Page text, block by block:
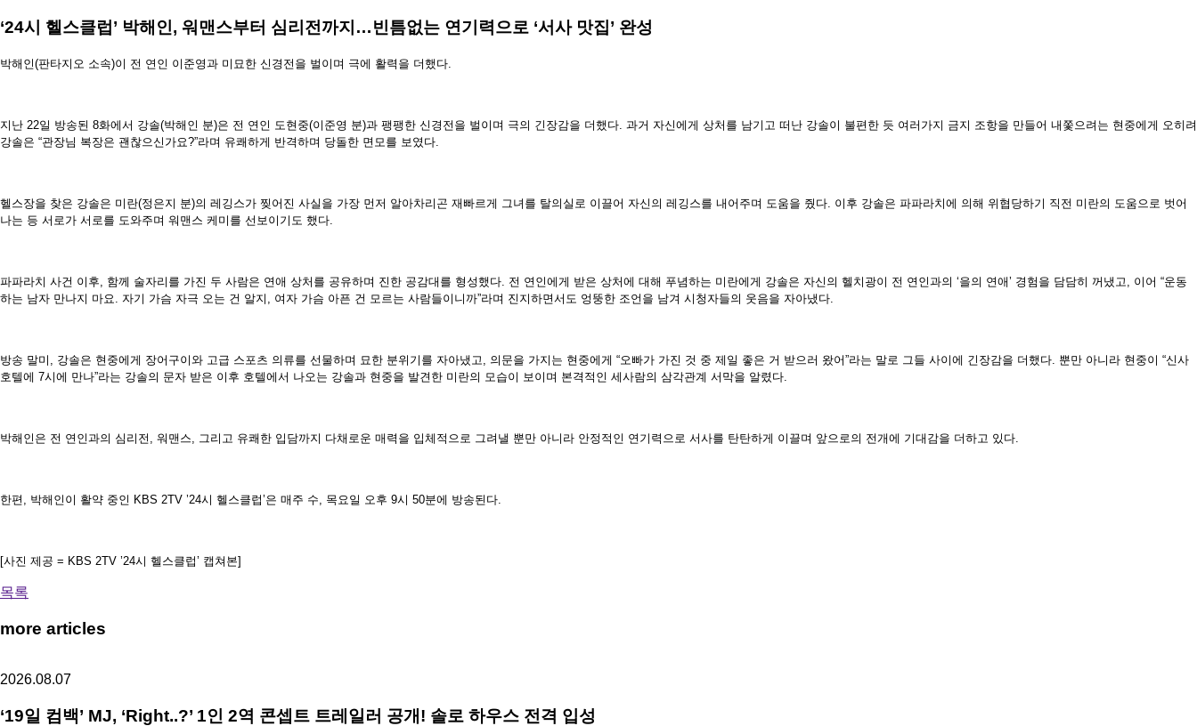
‘24시 헬스클럽’ 박해인, 워맨스부터 심리전까지…빈틈없는 연기력으로 ‘서사 맛집’ 완성
박해인(판타지오 소속)이 전 연인 이준영과 미묘한 신경전을 벌이며 극에 활력을 더했다.
지난 22일 방송된 8화에서 강솔(박해인 분)은 전 연인 도현중(이준영 분)과 팽팽한 신경전을 벌이며 극의 긴장감을 더했다. 과거 자신에게 상처를 남기고 떠난 강솔이 불편한 듯 여러가지 금지 조항을 만들어 내쫓으려는 현중에게 오히려
강솔은 “관장님 복장은 괜찮으신가요?”라며 유쾌하게 반격하며 당돌한 면모를 보였다.
헬스장을 찾은 강솔은 미란(정은지 분)의 레깅스가 찢어진 사실을 가장 먼저 알아차리곤 재빠르게 그녀를 탈의실로 이끌어 자신의 레깅스를 내어주며 도움을 줬다. 이후 강솔은 파파라치에 의해 위협당하기 직전 미란의 도움으로 벗어
나는 등 서로가 서로를 도와주며 워맨스 케미를 선보이기도 했다.
파파라치 사건 이후, 함께 술자리를 가진 두 사람은 연애 상처를 공유하며 진한 공감대를 형성했다. 전 연인에게 받은 상처에 대해 푸념하는 미란에게 강솔은 자신의 헬치광이 전 연인과의 ‘을의 연애’ 경험을 담담히 꺼냈고, 이어 “운동
하는 남자 만나지 마요. 자기 가슴 자극 오는 건 알지, 여자 가슴 아픈 건 모르는 사람들이니까”라며 진지하면서도 엉뚱한 조언을 남겨 시청자들의 웃음을 자아냈다.
방송 말미, 강솔은 현중에게 장어구이와 고급 스포츠 의류를 선물하며 묘한 분위기를 자아냈고, 의문을 가지는 현중에게 “오빠가 가진 것 중 제일 좋은 거 받으러 왔어”라는 말로 그들 사이에 긴장감을 더했다. 뿐만 아니라 현중이 “신사
호텔에 7시에 만나”라는 강솔의 문자 받은 이후 호텔에서 나오는 강솔과 현중을 발견한 미란의 모습이 보이며 본격적인 세사람의 삼각관계 서막을 알렸다.
박해인은 전 연인과의 심리전, 워맨스, 그리고 유쾌한 입담까지 다채로운 매력을 입체적으로 그려낼 뿐만 아니라 안정적인 연기력으로 서사를 탄탄하게 이끌며 앞으로의 전개에 기대감을 더하고 있다.
한편, 박해인이 활약 중인 KBS 2TV ’24시 헬스클럽’은 매주 수, 목요일 오후 9시 50분에 방송된다.
[사진 제공 = KBS 2TV ’24시 헬스클럽’ 캡쳐본]
목록
more articles
2026.08.07
‘19일 컴백’ MJ, ‘Right..?’ 1인 2역 콘셉트 트레일러 공개! 솔로 하우스 전격 입성